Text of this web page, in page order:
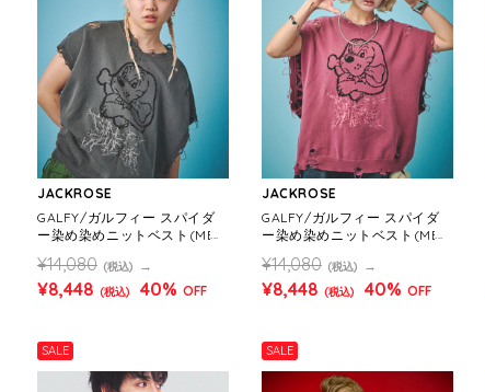
JACKROSE
GALFY/ガルフィー スパイダ
ー染め染めニットベスト(MEN
¥14,080 (税込)
¥8,448 (税込) 40% OFF
JACKROSE
GALFY/ガルフィー スパイダ
ー染め染めニットベスト(MEN
¥14,080 (税込)
¥8,448 (税込) 40% OFF
SALE SALE